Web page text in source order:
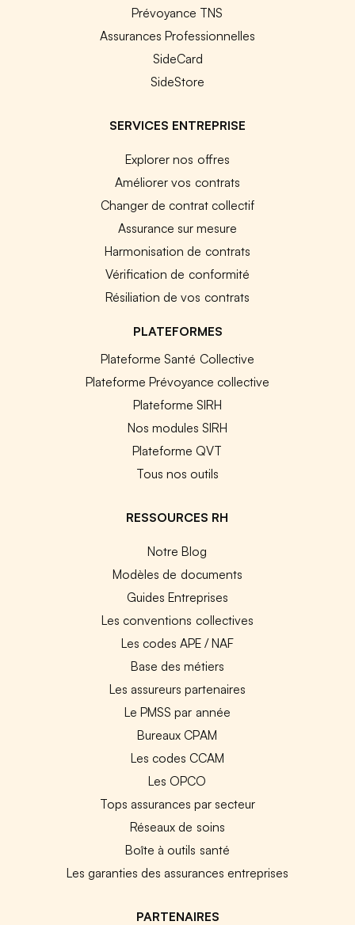
Prévoyance TNS
Assurances Professionnelles
SideCard
SideStore
SERVICES ENTREPRISE
Explorer nos offres
Améliorer vos contrats
Changer de contrat collectif
Assurance sur mesure
Harmonisation de contrats
Vérification de conformité
Résiliation de vos contrats
PLATEFORMES
Plateforme Santé Collective
Plateforme Prévoyance collective
Plateforme SIRH
Nos modules SIRH
Plateforme QVT
Tous nos outils
RESSOURCES RH
Notre Blog
Modèles de documents
Guides Entreprises
Les conventions collectives
Les codes APE / NAF
Base des métiers
Les assureurs partenaires
Le PMSS par année
Bureaux CPAM
Les codes CCAM
Les OPCO
Tops assurances par secteur
Réseaux de soins
Boîte à outils santé
Les garanties des assurances entreprises
PARTENAIRES